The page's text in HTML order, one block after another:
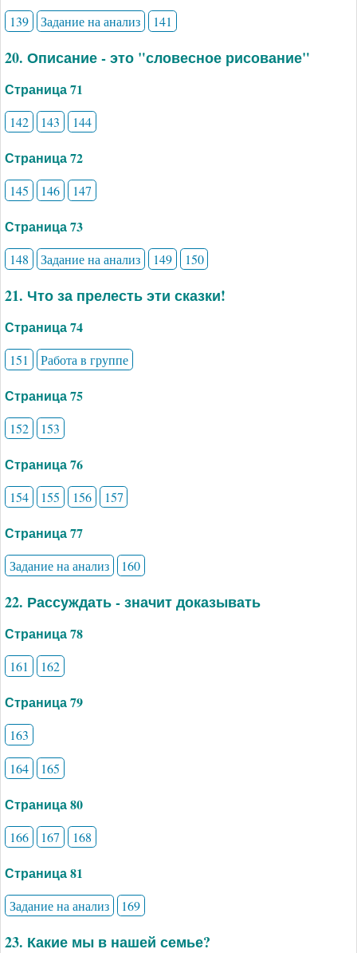
139 Задание на анализ 141
20. Описание - это "словесное рисование"
Страница 71
142 143 144
Страница 72
145 146 147
Страница 73
148 Задание на анализ 149 150
21. Что за прелесть эти сказки!
Страница 74
151 Работа в группе
Страница 75
152 153
Страница 76
154 155 156 157
Страница 77
Задание на анализ 160
22. Рассуждать - значит доказывать
Страница 78
161 162
Страница 79
163
164
165
Страница 80
166 167 168
Страница 81
Задание на анализ 169
23. Какие мы в нашей семье?